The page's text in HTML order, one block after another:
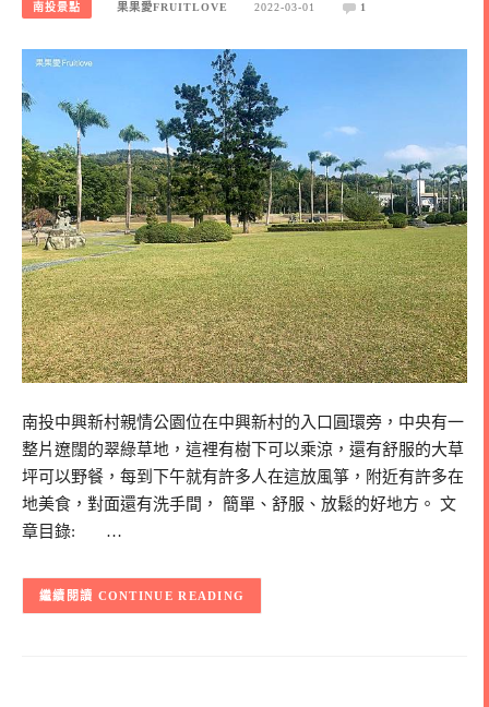
南投景點 果果愛FRUITLOVE 2022-03-01 1
南投中興新村親情公園位在中興新村的入口圓環旁，中央有一
整片遼闊的翠綠草地，這裡有樹下可以乘涼，還有舒服的大草
坪可以野餐，每到下午就有許多人在這放風箏，附近有許多在
地美食，對面還有洗手間， 簡單、舒服、放鬆的好地方。 文
章目錄: …
CONTINUE READING